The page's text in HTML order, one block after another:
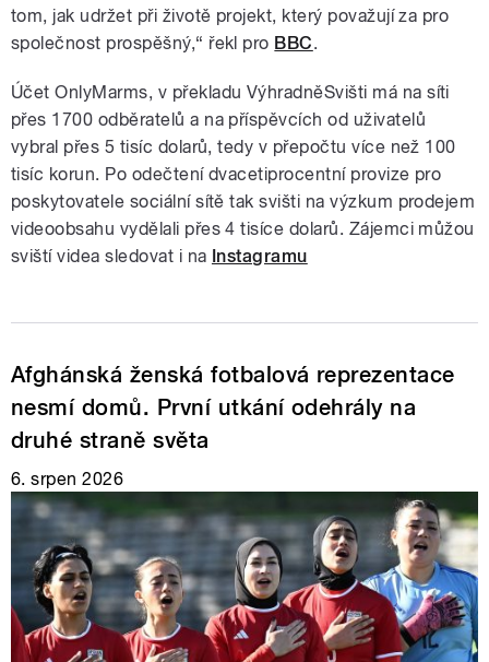
tom, jak udržet při životě projekt, který považují za pro
společnost prospěšný,“ řekl pro BBC.
Účet OnlyMarms, v překladu VýhradněSvišti má na síti
přes 1700 odběratelů a na příspěvcích od uživatelů
vybral přes 5 tisíc dolarů, tedy v přepočtu více než 100
tisíc korun. Po odečtení dvacetiprocentní provize pro
poskytovatele sociální sítě tak svišti na výzkum prodejem
videoobsahu vydělali přes 4 tisíce dolarů. Zájemci můžou
sviští videa sledovat i na Instagramu
Afghánská ženská fotbalová reprezentace
nesmí domů. První utkání odehrály na
druhé straně světa
6. srpen 2026